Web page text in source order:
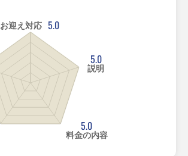
お迎え対応 5.0
5.0
説明
5.0
料金の内容